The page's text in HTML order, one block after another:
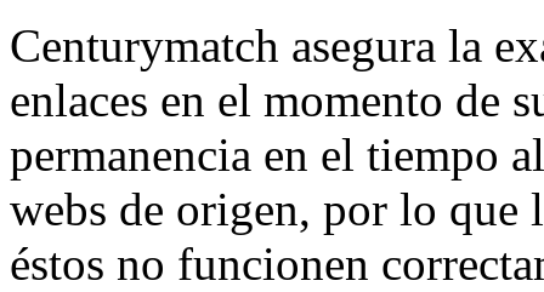
Centurymatch asegura la
enlaces en el momento de
permanencia en el tiempo
webs de origen, por lo que
éstos no funcionen